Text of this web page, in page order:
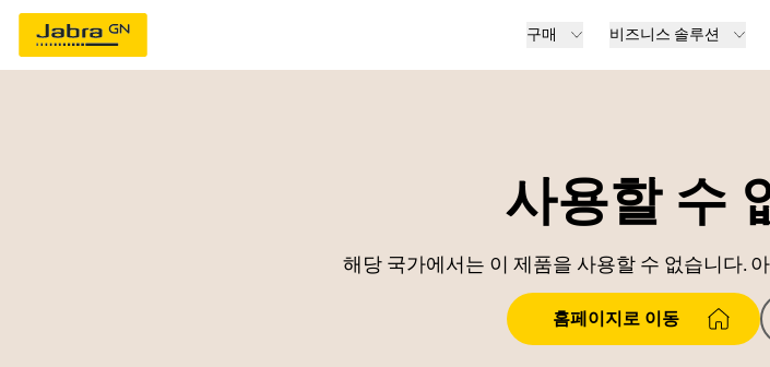
구매 비즈니스 솔루션
사용할 수
해당 국가에서는 이 제품을 사용할 수 없습니다.
홈페이지로 이동